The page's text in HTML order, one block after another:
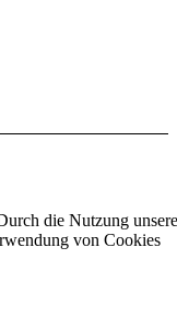
die Nutzung
von Cookies